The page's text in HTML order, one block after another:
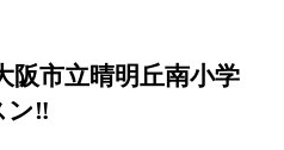
阪市立晴明丘南小学
ン‼️